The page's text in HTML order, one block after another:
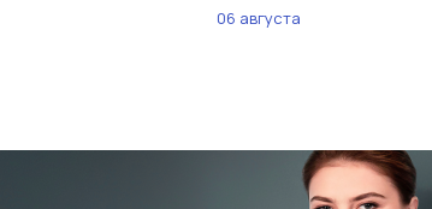
06 августа